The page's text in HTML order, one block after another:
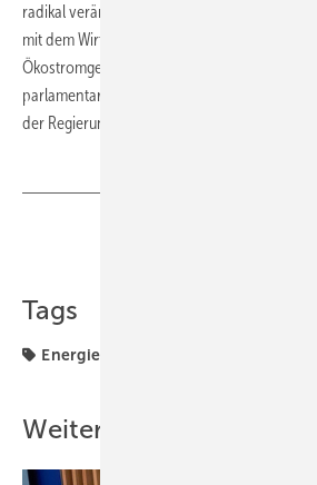
radikal verändert hat. Seit knapp vier Jahren
mit dem Wirtschaftsministerium über
Ökostromgesetzes.“ Obwohl seit Februar die
parlamentarischen Diskussion ist, hat sich an
der Regierung nichts geändert, kritisiert der
Tags
Energiewende
Weitere Inhalte